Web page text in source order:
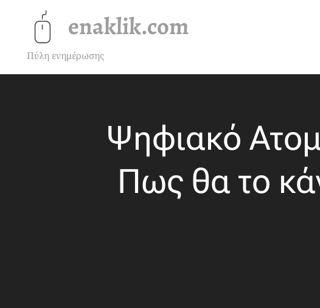
enaklik.com
Πύλη ενημέρωσης
Ψηφιακό
Πως θα το